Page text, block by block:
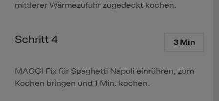
mittlerer Wärmezufuhr zugedeckt kochen.
Schritt 4 3 Min
MAGGI Fix für Spaghetti Napoli einrühren, zum
Kochen bringen und 1 Min. kochen.